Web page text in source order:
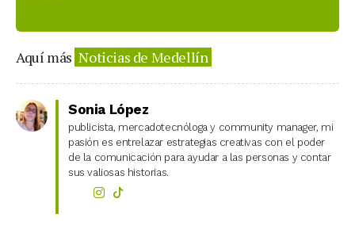
Aquí más Noticias de Medellín
Sonia López
publicista, mercadotecnóloga y community manager, mi
pasión es entrelazar estrategias creativas con el poder
de la comunicación para ayudar a las personas y contar
sus valiosas historias.